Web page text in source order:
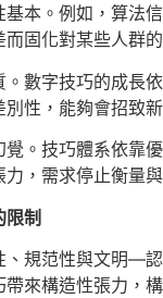
本。例如，算法
固化對某些人群的
。數字技巧的成長
性，能夠會招致
覺。技巧體系依靠
，需求停止衡量
制
、規范性與文明—
來構造性張力，